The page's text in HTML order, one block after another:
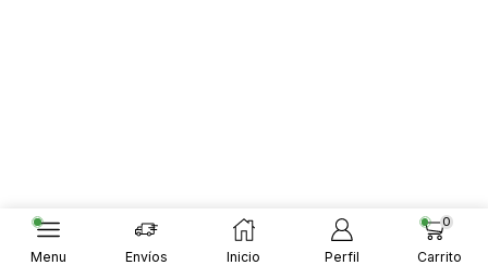
Menu Envíos Inicio Perfil
0
Carrito